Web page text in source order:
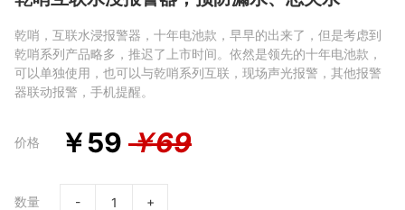
乾哨，互联水浸报警器，十年电池款，早早的出来了，但是考虑到
乾哨系列产品略多，推迟了上市时间。依然是领先的十年电池款，
可以单独使用，也可以与乾哨系列互联，现场声光报警，其他报警
器联动报警，手机提醒。
价格 ￥59 ￥69
数量 - +